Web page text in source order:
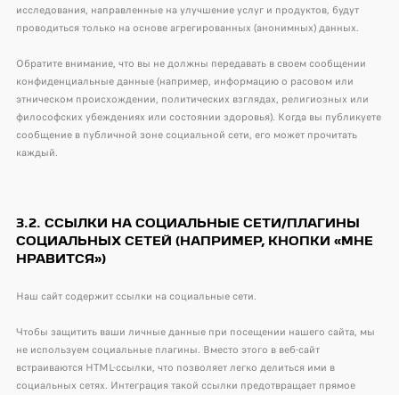
исследования, направленные на улучшение услуг и продуктов, будут
проводиться только на основе агрегированных (анонимных) данных.
Обратите внимание, что вы не должны передавать в своем сообщении
конфиденциальные данные (например, информацию о расовом или
этническом происхождении, политических взглядах, религиозных или
философских убеждениях или состоянии здоровья). Когда вы публикуете
сообщение в публичной зоне социальной сети, его может прочитать
каждый.
3.2. ССЫЛКИ НА СОЦИАЛЬНЫЕ СЕТИ/ПЛАГИНЫ
СОЦИАЛЬНЫХ СЕТЕЙ (НАПРИМЕР, КНОПКИ «МНЕ
НРАВИТСЯ»)
Наш сайт содержит ссылки на социальные сети.
Чтобы защитить ваши личные данные при посещении нашего сайта, мы
не используем социальные плагины. Вместо этого в веб-сайт
встраиваются HTML-ссылки, что позволяет легко делиться ими в
социальных сетях. Интеграция такой ссылки предотвращает прямое